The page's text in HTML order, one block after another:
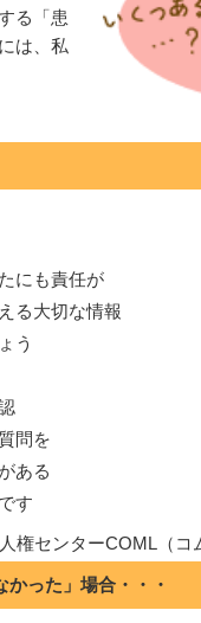
る「患
は、私
にも責任が
る大切な情報
う
問を
ある
す
センターCOML（コ
った」場合・・・